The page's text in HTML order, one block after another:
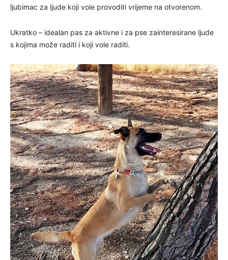
ljubimac za ljude koji vole provoditi vrijeme na otvorenom.
Ukratko – idealan pas za aktivne i za pse zainteresirane ljude
s kojima može raditi i koji vole raditi.